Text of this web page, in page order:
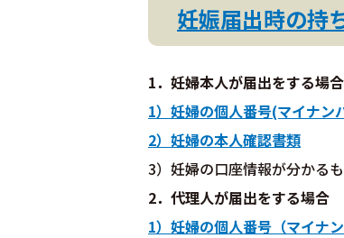
妊娠届出時の持
1．妊婦本人が届出をする場合
1）妊婦の個人番号(マイナン
2）妊婦の本人確認書類
3）妊婦の口座情報が分かる
2．代理人が届出をする場合
1）妊婦の個人番号（マイナ